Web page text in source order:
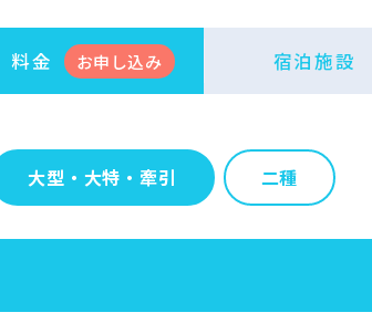
料金 お申 し込み 宿泊施設
大型・大特・牽引 二種